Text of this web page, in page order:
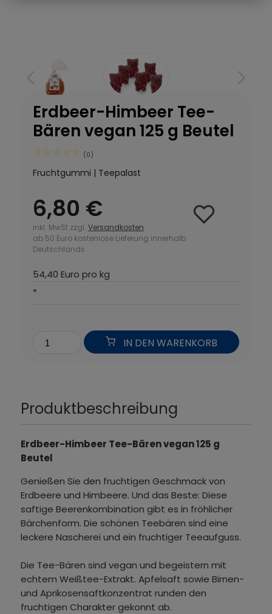
Erdbeer-Himbeer Tee-
Bären vegan 125 g Beutel
(0)
Fruchtgummi | Teepalast
6,80 €
inkl. MwSt zzgl. Versandkosten
ab 50 Euro kostenlose Lieferung innerhalb
Deutschlands
54,40 Euro pro kg
*
IN DEN WARENKORB
Produktbeschreibung
Erdbeer-Himbeer Tee-Bären vegan 125 g
Beutel
Genießen Sie den fruchtigen Geschmack von
Erdbeere und Himbeere. Und das Beste: Diese
saftige Beerenkombination gibt es in fröhlicher
Bärchenform. Die schönen Teebären sind eine
leckere Nascherei und ein fruchtiger Teeaufguss.
Die Tee-Bären sind vegan und begeistern mit
echtem Weißtee-Extrakt. Apfelsaft sowie Birnen-
und Aprikosensaftkonzentrat runden den
fruchtigen Charakter gekonnt ab.